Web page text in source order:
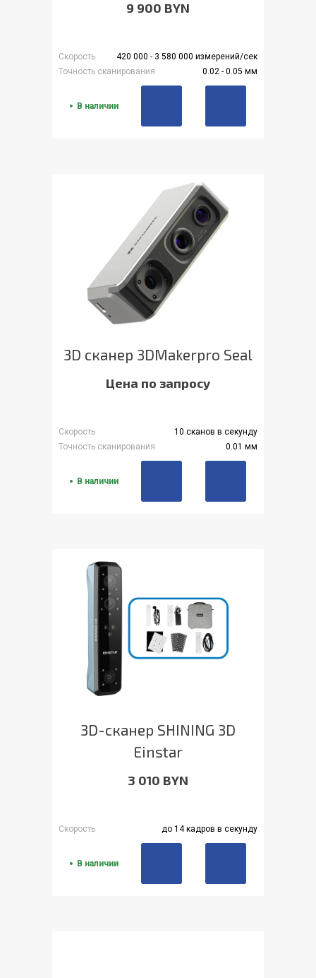
9 900 BYN
Скорость
420 000 - 3 580 000 измерений/сек
Точность сканирования
0.02 - 0.05 мм
В наличии
3D сканер 3DMakerpro Seal
Цена по запросу
Скорость
10 сканов в секунду
Точность сканирования
0.01 мм
В наличии
3D-сканер SHINING 3D
Einstar
3 010 BYN
Скорость до 14 кадров в секунду
В наличии